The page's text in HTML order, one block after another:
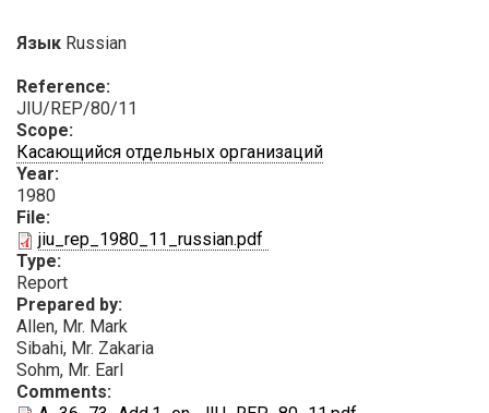
Язык Russian
Reference:
JIU/REP/80/11
Scope:
Касающийся отдельных организаций
Year:
1980
File:
jiu_rep_1980_11_russian.pdf
Type:
Report
Prepared by:
Allen, Mr. Mark
Sibahi, Mr. Zakaria
Sohm, Mr. Earl
Comments: